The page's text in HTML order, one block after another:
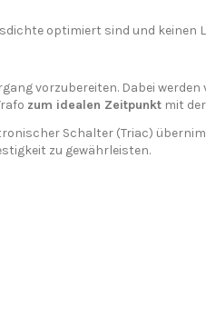
optimiert sind und keinen
vorzubereiten. Dabei
zum idealen Zeitpunktmit der
Schalter (Triac)
zu gewährleisten.